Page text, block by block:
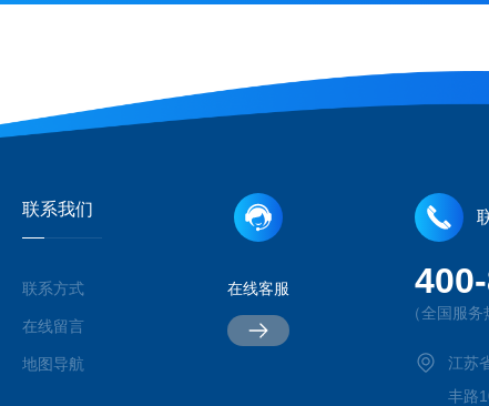
联系我们
联系方式
在线留言
地图导航
在线客服
（全国服务
江苏
丰路